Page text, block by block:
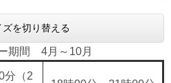
を切り替える
期間 4月～10月
分（2